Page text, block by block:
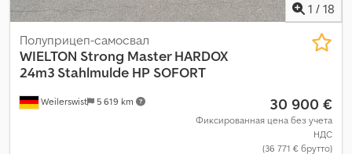
1 / 18
Weilerswist 5 619 km
Полуприцеп-самосвал
WIELTON Strong Master HARDOX
24m3 Stahlmulde HP SOFORT
30 900 €
Фиксированная цена без учета
НДС
(36 771 € брутто)